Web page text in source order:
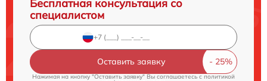
Бесплатная консультация со
специалистом
Оставить заявку
Нажимая на кнопку "Оставить заявку" Вы соглашаетесь cполитикой